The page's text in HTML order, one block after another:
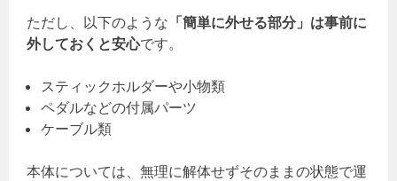
ただし、以下のような 「簡単に外せる部分」は事前に
外しておくと安心です。
スティックホルダーや小物類
ペダルなどの付属パーツ
ケーブル類
本体については、無理に解体せずそのままの状態で運